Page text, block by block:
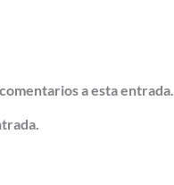
a esta entrada.